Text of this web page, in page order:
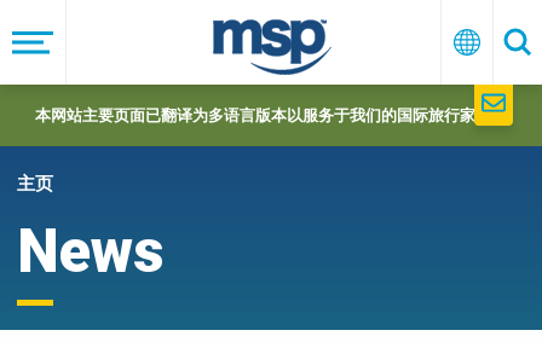
to
main
navigation
菜
单
中
文
搜
索
本网站主要页面已翻译为多语言版本以服务于我们的国际旅行家们。
主页
News